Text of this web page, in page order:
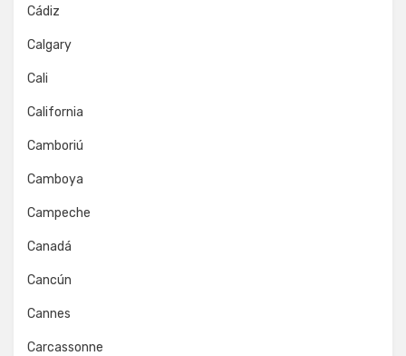
Cádiz
Calgary
Cali
California
Camboriú
Camboya
Campeche
Canadá
Cancún
Cannes
Carcassonne